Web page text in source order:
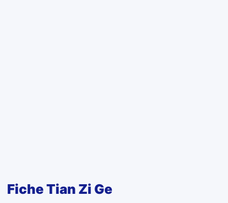
Fiche Tian Zi Ge